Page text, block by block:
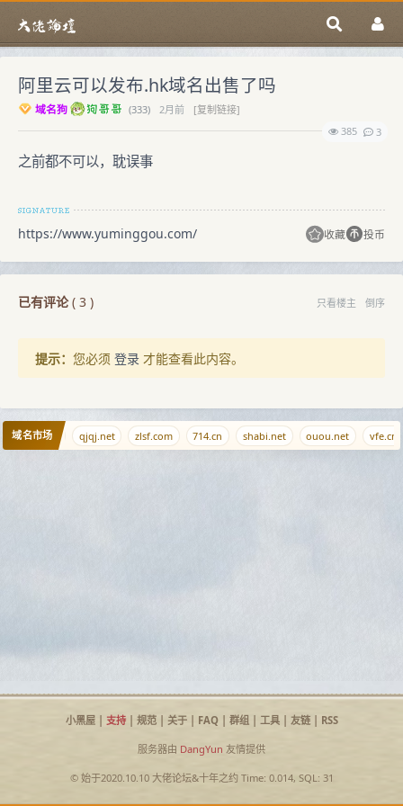
阿里云可以发布.hk域名出售了吗
域名狗 (333) 2月前
[复制链接]
385
3
之前都不可以，耽误事
https://www.yuminggou.com/ 收藏 投币
已有评论( 3 ) 只看楼主 倒序
提示： 您必须 登录 才能查看此内容。
域名市场
zhuti.com qjqj.net zlsf.com 714.cn shabi.net ouou.net vfe.cn
小黑屋| 支持| 规范| 关于| FAQ| 群组| 工具| 友链| RSS
服务器由 DangYun 友情提供
© 始于2020.10.10 大佬论坛&十年之约Time: 0.014, SQL: 31